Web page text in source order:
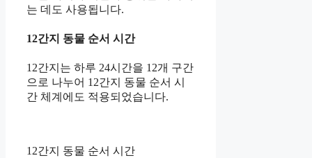
는 데도 사용됩니다.
12간지 동물 순서 시간
12간지는 하루 24시간을 12개 구간
으로 나누어 12간지 동물 순서 시
간 체계에도 적용되었습니다.
12간지 동물 순서 시간